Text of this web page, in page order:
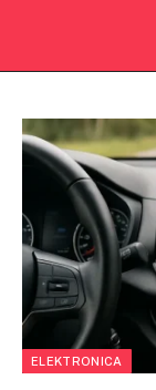
ELEKTRONICA